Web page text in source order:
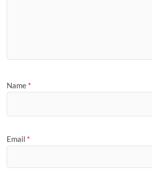
Name *
Email *